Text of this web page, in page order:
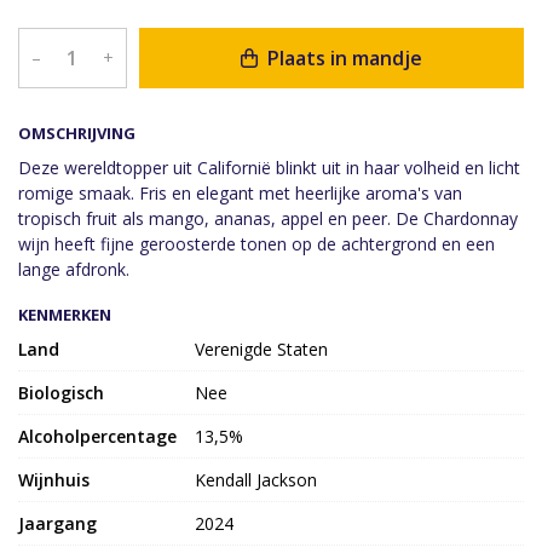
OMSCHRIJVING
Deze wereldtopper uit Californië blinkt uit in haar volheid en licht
romige smaak. Fris en elegant met heerlijke aroma's van
tropisch fruit als mango, ananas, appel en peer. De Chardonnay
wijn heeft fijne geroosterde tonen op de achtergrond en een
lange afdronk.
– + Plaats in mandje
KENMERKEN
Land
Verenigde Staten
Biologisch
Nee
Alcoholpercentage
13,5%
Wijnhuis
Kendall Jackson
Jaargang
2024